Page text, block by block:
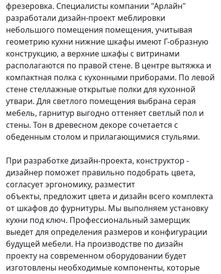
фрезеровка. Специалисты компании "Арлайн"
разработали дизайн-проект меблировки
небольшого помещения помещения, учитывая
геометрию кухни нижние шкафы имеют Г-образную
конструкцию, а верхние шкафы с витринами
располагаются по правой стене. В центре вытяжка и
компактная полка с кухонными приборами. По левой
стене стеллажные открытые полки для кухонной
утвари. Для светлого помещения выбрана серая
мебель, гарнитур выгодно оттеняет светлый пол и
стены. Тон в древесном декоре сочетается с
обеденным столом и прилагающимися стульями.
При разработке дизайн-проекта, конструктор -
дизайнер поможет правильно подобрать цвета,
согласует эргономику, разместит
объекты, предложит цвета и дизайн всего комплекта
от шкафов до фурнитуры. Мы выполняем установку
кухни под ключ. Профессиональный замерщик
выедет для определения размеров и конфигурации
будущей мебели. На производстве по дизайн
проекту на современном оборудовании будет
изготовлены необходимые компоненты, которые